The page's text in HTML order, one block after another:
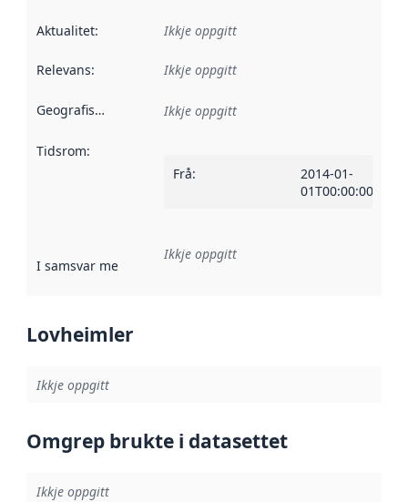
Aktualitet: Ikkje oppgitt
Relevans: Ikkje oppgitt
Geografisk område Ikkje oppgitt
Tidsrom:
Frå:
2014-01-
01T00:00:00Z
I samsvar med Referanse til ei implementeringsregel eller
Ikkje oppgitt
Lovheimler
Ikkje oppgitt
Omgrep brukte i datasettet
Ikkje oppgitt